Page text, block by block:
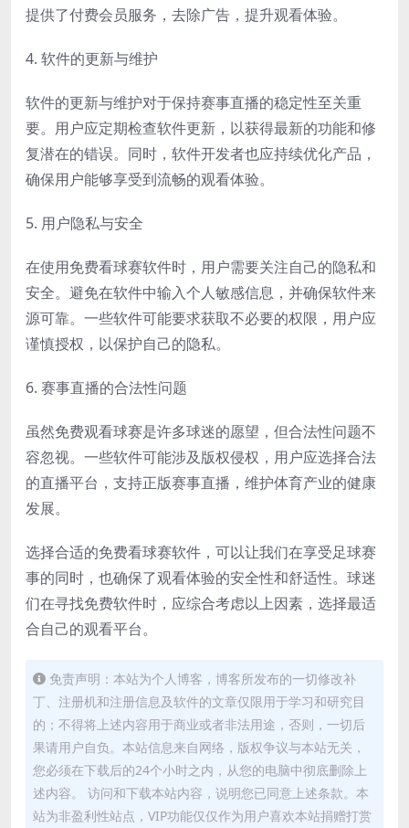
提供了付费会员服务，去除广告，提升观看体验。
4. 软件的更新与维护
软件的更新与维护对于保持赛事直播的稳定性至关重
要。用户应定期检查软件更新，以获得最新的功能和修
复潜在的错误。同时，软件开发者也应持续优化产品，
确保用户能够享受到流畅的观看体验。
5. 用户隐私与安全
在使用免费看球赛软件时，用户需要关注自己的隐私和
安全。避免在软件中输入个人敏感信息，并确保软件来
源可靠。一些软件可能要求获取不必要的权限，用户应
谨慎授权，以保护自己的隐私。
6. 赛事直播的合法性问题
虽然免费观看球赛是许多球迷的愿望，但合法性问题不
容忽视。一些软件可能涉及版权侵权，用户应选择合法
的直播平台，支持正版赛事直播，维护体育产业的健康
发展。
选择合适的免费看球赛软件，可以让我们在享受足球赛
事的同时，也确保了观看体验的安全性和舒适性。球迷
们在寻找免费软件时，应综合考虑以上因素，选择最适
合自己的观看平台。
免责声明：本站为个人博客，博客所发布的一切修改补
丁、注册机和注册信息及软件的文章仅限用于学习和研究目
的；不得将上述内容用于商业或者非法用途，否则，一切后
果请用户自负。本站信息来自网络，版权争议与本站无关，
您必须在下载后的24个小时之内，从您的电脑中彻底删除上
述内容。 访问和下载本站内容，说明您已同意上述条款。本
站为非盈利性站点，VIP功能仅仅作为用户喜欢本站捐赠打赏